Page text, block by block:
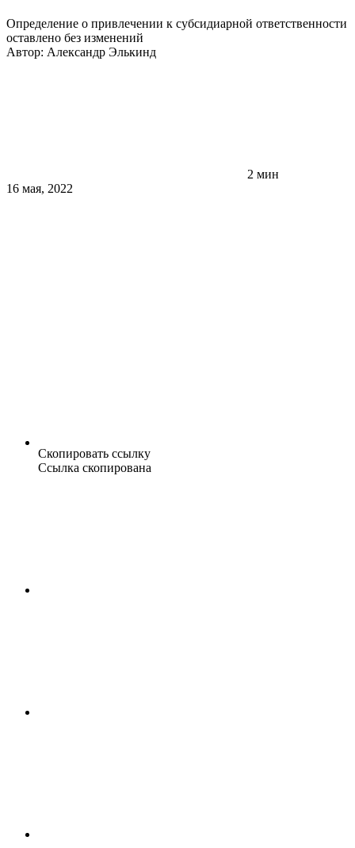
Определение о привлечении к субсидиарной ответственности
оставлено без изменений
Автор: Александр Элькинд
2 мин
16 мая, 2022
Скопировать ссылку
Ссылка скопирована